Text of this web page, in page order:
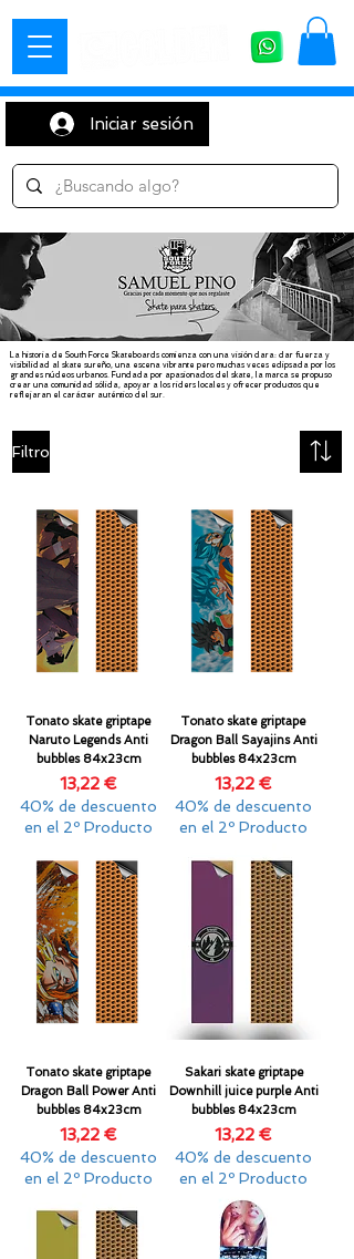
Iniciar sesión
La historia de South Force Skateboards comienza con una visión clara: dar fuerza y
visibilidad al skate sureño, una escena vibrante pero muchas veces eclipsada por los
grandes núcleos urbanos. Fundada por apasionados del skate, la marca se propuso
crear una comunidad sólida, apoyar a los riders locales y ofrecer productos que
reflejaran el carácter auténtico del sur.
Filtro
Tonato skate griptape
Naruto Legends Anti
bubbles 84x23cm
Precio
13,22 €
40% de descuento
en el 2º Producto
Tonato skate griptape
Dragon Ball Sayajins Anti
bubbles 84x23cm
Precio
13,22 €
40% de descuento
en el 2º Producto
Tonato skate griptape
Dragon Ball Power Anti
bubbles 84x23cm
Precio
13,22 €
40% de descuento
en el 2º Producto
Sakari skate griptape
Downhill juice purple Anti
bubbles 84x23cm
Precio
13,22 €
40% de descuento
en el 2º Producto